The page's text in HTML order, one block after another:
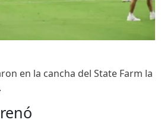
en la cancha del State Farm la